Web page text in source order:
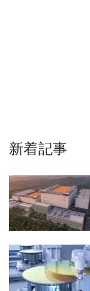
新着記事